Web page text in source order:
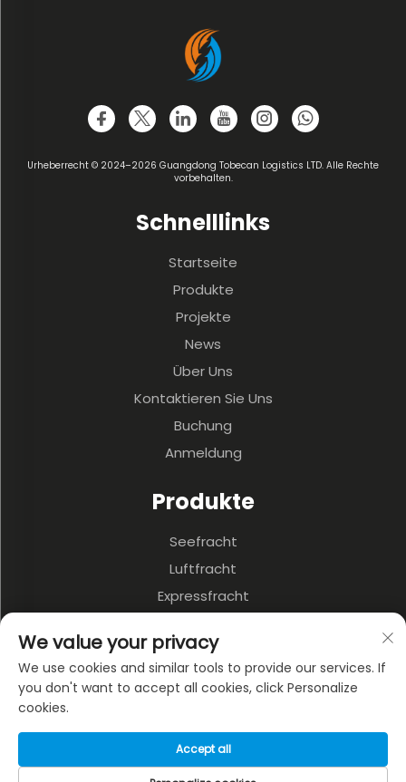
Urheberrecht © 2024–2026 Guangdong Tobecan Logistics LTD. Alle Rechte
vorbehalten.
Schnelllinks
Startseite
Produkte
Projekte
News
Über Uns
Kontaktieren Sie Uns
Buchung
Anmeldung
Produkte
Seefracht
Luftfracht
Expressfracht
Binnenverkehr
Mehrschichtiger Verkehr
ÜBER DAS UNTERNEHMEN
Datenschutzrichtlinie
We value your privacy
We use cookies and similar tools to provide our services. If
you don't want to accept all cookies, click Personalize
cookies.
Accept all